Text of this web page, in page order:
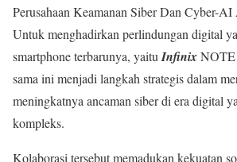
Perusahaan Keamanan Siber Dan Cyber-AI
Untuk menghadirkan perlindungan digital
smartphone terbarunya, yaitu InfinixNOTE
sama ini menjadi langkah strategis dalam
meningkatnya ancaman siber di era digital
kompleks.
Kolaborasi tersebut memadukan kekuatan